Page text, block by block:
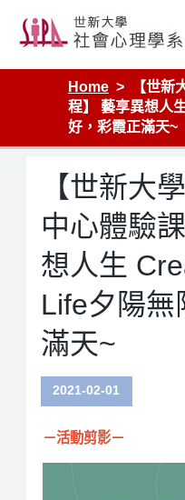
content
Home
【世新
程】 藝享異想人
好，彩霞正滿天~
【世新大
中心體驗
想人生
Life夕陽無
滿天~
2021-02-01
－活動剪影－